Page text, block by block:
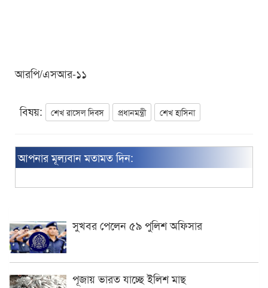
আরপি/এসআর-১১
বিষয়: শেখ রাসেল দিবস প্রধানমন্ত্রী শেখ হাসিনা
আপনার মূল্যবান মতামত দিন:
সুখবর পেলেন ৫৯ পুলিশ অফিসার
পূজায় ভারত যাচ্ছে ইলিশ মাছ